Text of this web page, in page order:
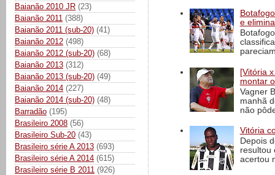
Baianão 2010 JR (23)
Baianão 2011 (388)
Baianão 2011 (sub-20) (41)
Baianão 2012 (498)
Baianão 2012 (sub-20) (68)
Baianão 2013 (312)
Baianão 2013 (sub-20) (49)
Baianão 2014 (227)
Baianão 2014 (sub-20) (48)
Barradão (195)
Brasileiro 2008 (56)
Brasileiro Sub-20 (43)
Brasileiro série A 2013 (693)
Brasileiro série A 2014 (615)
Brasileiro série B 2011 (926)
e
[Vitória
montar
Vagner
manhã
não
Vitória
Depois
resultou
acertou